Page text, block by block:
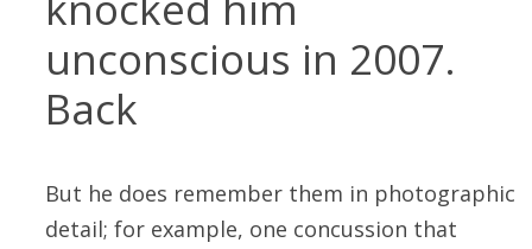
unconscious in 2007.
Back
But he does remember them in photographic
detail; for example, one concussion that